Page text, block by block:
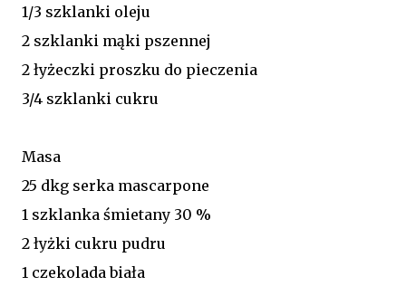
1/3 szklanki oleju
2 szklanki mąki pszennej
2 łyżeczki proszku do pieczenia
3/4 szklanki cukru
Masa
25 dkg serka mascarpone
1 szklanka śmietany 30 %
2 łyżki cukru pudru
1 czekolada biała